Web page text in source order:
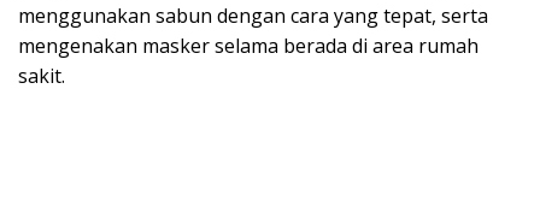
menggunakan sabun dengan cara yang tepat, serta
mengenakan masker selama berada di area rumah
sakit.